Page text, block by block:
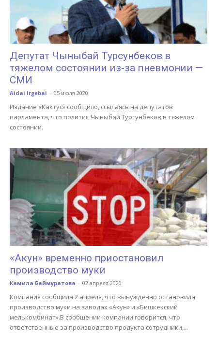
Депутат Чыныбай Турсунбеков в
тяжелом состоянии из-за пневмонии —
СМИ
Aidai Irgebai - 05 июля 2020
Издание «Кактус» сообщило, ссылаясь на депутатов
парламента, что политик Чыныбай Турсунбеков в тяжелом
состоянии.
«Акун» временно приостановил
производство муки
Камила Баймуратова - 02 апреля 2020
Компания сообщила 2 апреля, что вынужденно остановила
производство муки на заводах «Акун» и «Бишкекский
мелькомбинат».В сообщении компании говорится, что
ответственные за производство продукта сотрудники,...